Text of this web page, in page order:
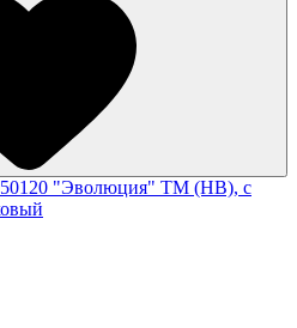
"Эволюция" ТМ (HB), с